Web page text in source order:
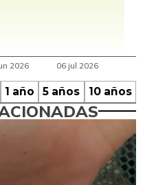
1 año 5 años 10 años